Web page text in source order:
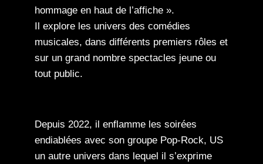
hommage en haut de l’affiche ».
Il explore les univers des comédies
musicales, dans différents premiers rôles et
sur un grand nombre spectacles jeune ou
tout public.
Depuis 2022, il enflamme les soirées
endiablées avec son groupe Pop-Rock, US
un autre univers dans lequel il s’exprime